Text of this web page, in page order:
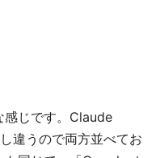
感じです。Claude
違うので両方並べてお